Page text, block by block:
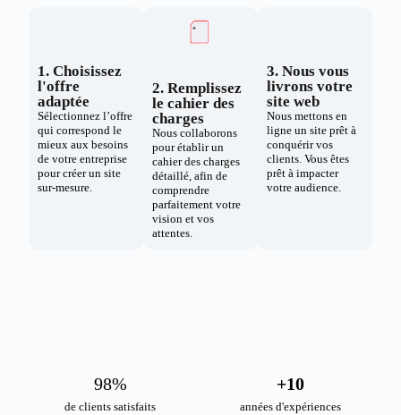
1. Choisissez
l'offre
adaptée
Sélectionnez l’offre
qui correspond le
mieux aux besoins
de votre entreprise
pour créer un site
sur-mesure.
2. Remplissez
le cahier des
charges
Nous collaborons
pour établir un
cahier des charges
détaillé, afin de
comprendre
parfaitement votre
vision et vos
attentes.
3. Nous vous
livrons votre
site web
Nous mettons en
ligne un site prêt à
conquérir vos
clients. Vous êtes
prêt à impacter
votre audience.
de clients satisfaits
98%
années d'expériences
+10